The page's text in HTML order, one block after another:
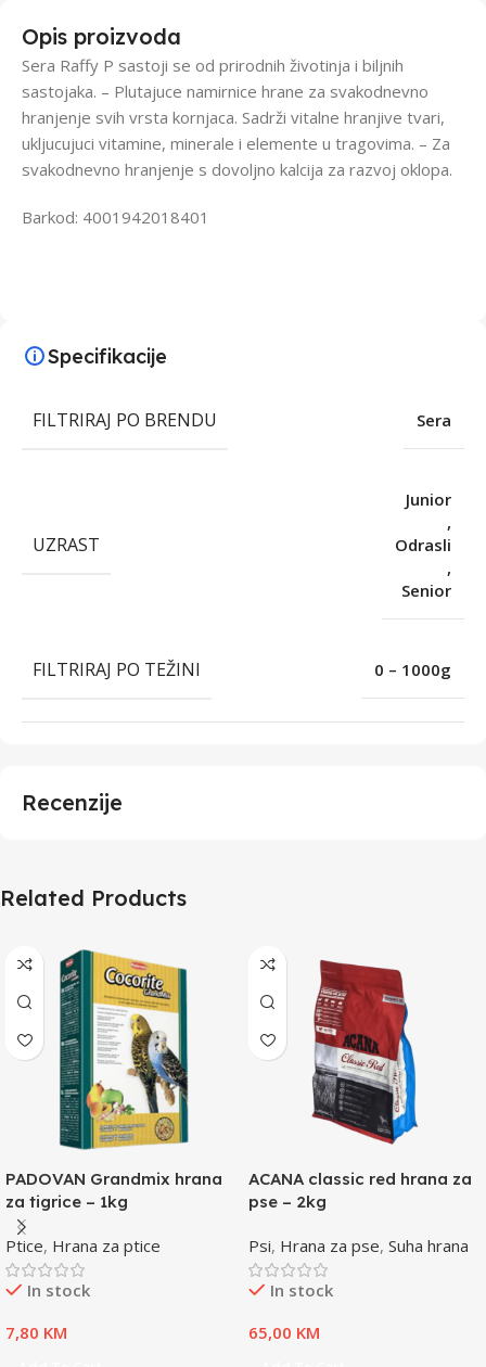
Opis proizvoda
Sera Raffy P sastoji se od prirodnih životinja i biljnih
sastojaka. – Plutajuce namirnice hrane za svakodnevno
hranjenje svih vrsta kornjaca. Sadrži vitalne hranjive tvari,
ukljucujuci vitamine, minerale i elemente u tragovima. – Za
svakodnevno hranjenje s dovoljno kalcija za razvoj oklopa.
Barkod: 4001942018401
Specifikacije
FILTRIRAJ PO BRENDU Sera
UZRAST
Junior
,
Odrasli
,
Senior
FILTRIRAJ PO TEŽINI 0 – 1000g
Recenzije
Related Products
PADOVAN Grandmix hrana
za tigrice – 1kg
Ptice, Hrana za ptice
In stock
7,80 KM
ACANA classic red hrana za
pse – 2kg
Psi, Hrana za pse, Suha hrana
In stock
65,00 KM